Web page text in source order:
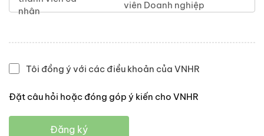
nhân
viên Doanh nghiệp
Tôi đồng ý với các điều khoản của VNHR
Đặt câu hỏi hoặc đóng góp ý kiến cho VNHR
Đăng ký